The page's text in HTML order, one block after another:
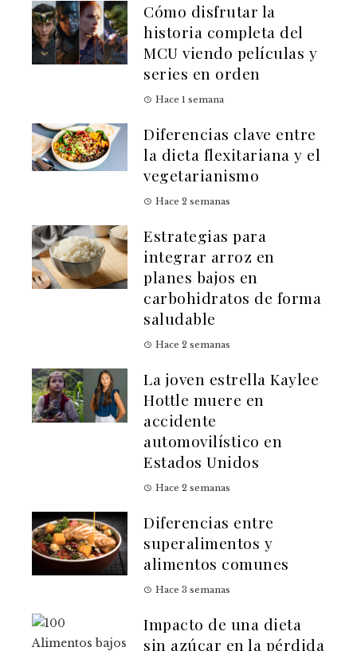
Cómo disfrutar la
historia completa del
MCU viendo películas y
series en orden
Hace 1 semana
Diferencias clave entre
la dieta flexitariana y el
vegetarianismo
Hace 2 semanas
Estrategias para
integrar arroz en
planes bajos en
carbohidratos de forma
saludable
Hace 2 semanas
La joven estrella Kaylee
Hottle muere en
accidente
automovilístico en
Estados Unidos
Hace 2 semanas
Diferencias entre
superalimentos y
alimentos comunes
Hace 3 semanas
Impacto de una dieta
sin azúcar en la pérdida